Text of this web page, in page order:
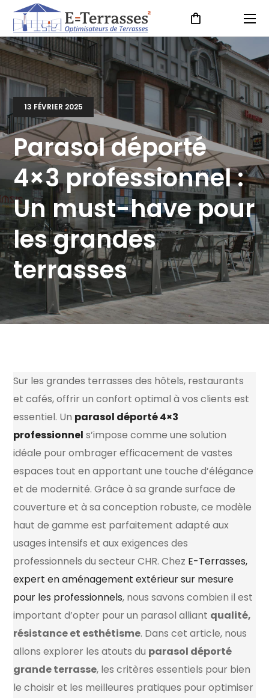
13 FÉVRIER 2025
Parasol déporté
4×3 professionnel :
Un must-have pour
les grandes
terrasses
Sur les grandes terrasses des hôtels, restaurants
et cafés, offrir un confort optimal à vos clients est
essentiel. Un parasol déporté 4×3
professionnel s’impose comme une solution
idéale pour ombrager efficacement de vastes
espaces tout en apportant une touche d’élégance
et de modernité. Grâce à sa grande surface de
couverture et à sa conception robuste, ce modèle
haut de gamme est parfaitement adapté aux
usages intensifs et aux exigences des
professionnels du secteur CHR. Chez E-Terrasses,
expert en aménagement extérieur sur mesure
pour les professionnels, nous savons combien il est
important d’opter pour un parasol alliant qualité,
résistance et esthétisme. Dans cet article, nous
allons explorer les atouts du parasol déporté
grande terrasse, les critères essentiels pour bien
le choisir et les meilleures pratiques pour optimiser